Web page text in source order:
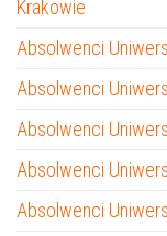
Krakowie
Absolwenci
Absolwenci
Absolwenci
Absolwenci
Absolwenci